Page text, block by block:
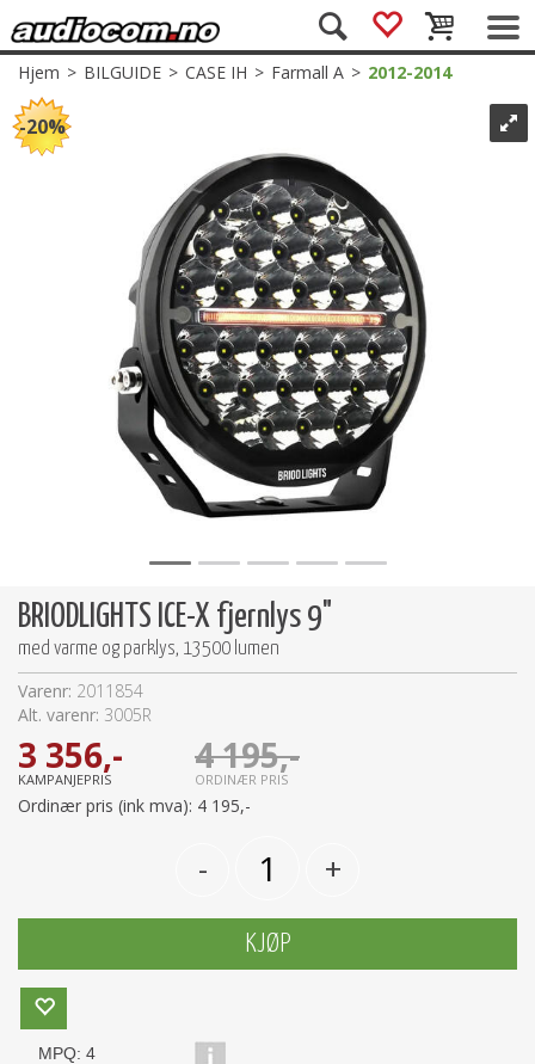
Hjem>BILGUIDE>CASE IH>Farmall A>2012-2014
20%
BRIODLIGHTS ICE-X fjernlys 9"
med varme og parklys, 13500 lumen
Varenr: 2011854
Alt. varenr: 3005R
3 356,-
KAMPANJEPRIS
4 195,-
ORDINÆR PRIS
Ordinær pris (ink mva): 4 195,-
- +
KJØP
MPQ: 4